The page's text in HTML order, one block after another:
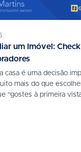
um Imóvel:
casa é uma decisão
mais do que
“gostes à primeira